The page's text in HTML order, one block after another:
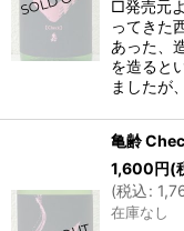
□発売元
ってきた
あった、
を造ると
ましたが
亀齢
1,600円(
(税込:
在庫なし